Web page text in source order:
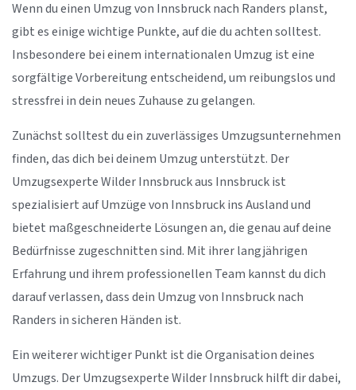
Wenn du einen Umzug von Innsbruck nach Randers planst,
gibt es einige wichtige Punkte, auf die du achten solltest.
Insbesondere bei einem internationalen Umzug ist eine
sorgfältige Vorbereitung entscheidend, um reibungslos und
stressfrei in dein neues Zuhause zu gelangen.
Zunächst solltest du ein zuverlässiges Umzugsunternehmen
finden, das dich bei deinem Umzug unterstützt. Der
Umzugsexperte Wilder Innsbruck aus Innsbruck ist
spezialisiert auf Umzüge von Innsbruck ins Ausland und
bietet maßgeschneiderte Lösungen an, die genau auf deine
Bedürfnisse zugeschnitten sind. Mit ihrer langjährigen
Erfahrung und ihrem professionellen Team kannst du dich
darauf verlassen, dass dein Umzug von Innsbruck nach
Randers in sicheren Händen ist.
Ein weiterer wichtiger Punkt ist die Organisation deines
Umzugs. Der Umzugsexperte Wilder Innsbruck hilft dir dabei,